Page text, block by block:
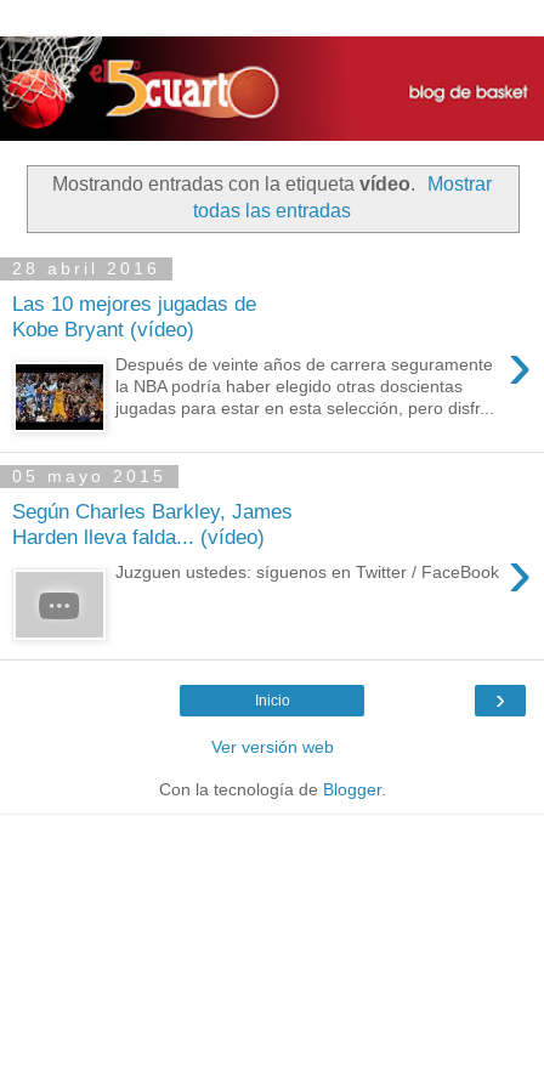
Mostrando entradas con la etiqueta vídeo.
Mostrar
todas las entradas
28 abril 2016
Las 10 mejores jugadas de
Kobe Bryant (vídeo)
›
Después de veinte años de carrera seguramente
la NBA podría haber elegido otras doscientas
jugadas para estar en esta selección, pero disfr...
05 mayo 2015
Según Charles Barkley, James
Harden lleva falda... (vídeo)
›
Juzguen ustedes: síguenos en Twitter / FaceBook
›
Inicio
Ver versión web
Con la tecnología de Blogger.